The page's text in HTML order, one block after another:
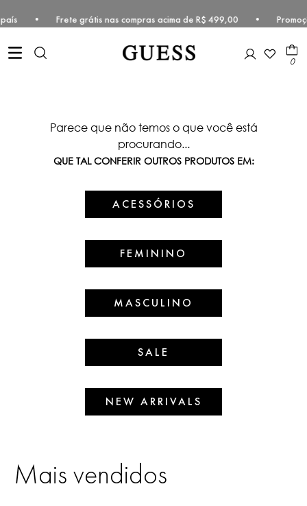
do país • Frete grátis nas compras acima de R$ 499,00 •
0
Parece que não temos o que você está
procurando...
QUE TAL CONFERIR OUTROS PRODUTOS EM:
ACESSÓRIOS
FEMININO
MASCULINO
SALE
NEW ARRIVALS
Mais vendidos